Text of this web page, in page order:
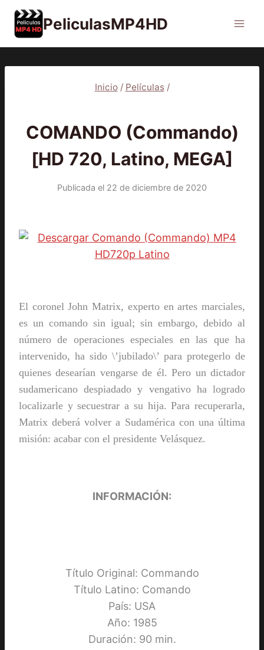
Saltar
contenido
PeliculasMP4HD
Inicio / Películas /
COMANDO (Commando)
[HD 720, Latino, MEGA]
Publicada el 22 de diciembre de 2020
El coronel John Matrix, experto en artes marciales,
es un comando sin igual; sin embargo, debido al
número de operaciones especiales en las que ha
intervenido, ha sido \’jubilado\’ para protegerlo de
quienes desearían vengarse de él. Pero un dictador
sudamericano despiadado y vengativo ha logrado
localizarle y secuestrar a su hija. Para recuperarla,
Matrix deberá volver a Sudamérica con una última
misión: acabar con el presidente Velásquez.
INFORMACIÓN:
Título Original: Commando
Título Latino: Comando
País: USA
Año: 1985
Duración: 90 min.